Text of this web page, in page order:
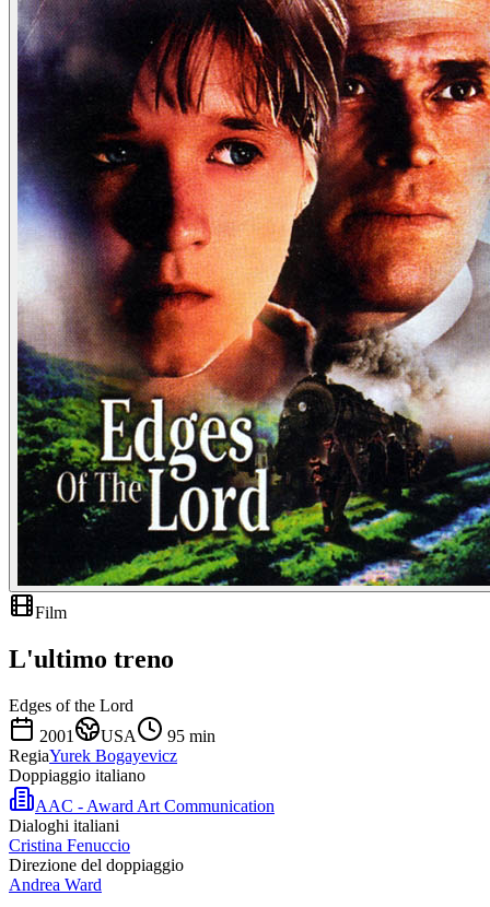
Film
L'ultimo treno
Edges of the Lord
2001
USA 95 min
RegiaYurek Bogayevicz
Doppiaggio italiano
AAC - Award Art Communication
Dialoghi italiani
Cristina Fenuccio
Direzione del doppiaggio
Andrea Ward